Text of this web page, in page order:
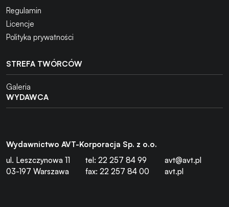
Regulamin
Licencje
Polityka prywatności
STREFA TWÓRCÓW
Galeria
WYDAWCA
Wydawnictwo AVT-Korporacja Sp. z o.o.
ul. Leszczynowa 11
03-197 Warszawa
tel: 22 257 84 99
fax: 22 257 84 00
avt@avt.pl
avt.pl